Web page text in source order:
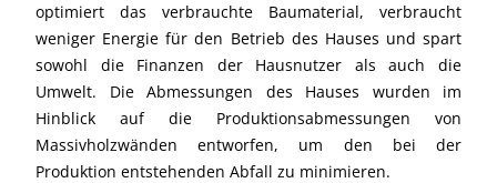
optimiert das verbrauchte Baumaterial, verbraucht
weniger Energie für den Betrieb des Hauses und spart
sowohl die Finanzen der Hausnutzer als auch die
Umwelt. Die Abmessungen des Hauses wurden im
Hinblick auf die Produktionsabmessungen von
Massivholzwänden entworfen, um den bei der
Produktion entstehenden Abfall zu minimieren.